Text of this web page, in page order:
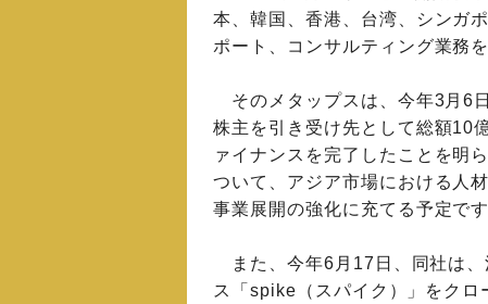
本、韓国、香港、台湾、シンガ
ポート、コンサルティング業務
そのメタップスは、今年3
株主を引き受け先として総額10
ァイナンスを完了したことを明
ついて、アジア市場における人
事業展開の強化に充てる予定です
また、今年6月17日、同社は、
ス「spike（スパイク）」をクロ